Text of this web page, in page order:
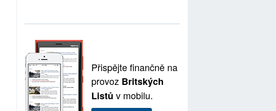
Přispějte finančně na
provoz Britských
Listů v mobilu.